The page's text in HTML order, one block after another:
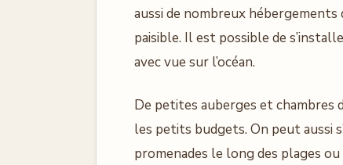
aussi de nombreux
paisible. Il est possible de
avec vue sur l’océan.
De petites auberges et chambres
les petits budgets. On peut aussi
promenades le long des plages